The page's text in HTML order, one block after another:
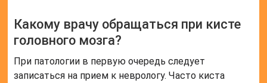
Какому врачу обращаться при кисте
головного мозга?
При патологии в первую очередь следует
записаться на прием к неврологу. Часто киста